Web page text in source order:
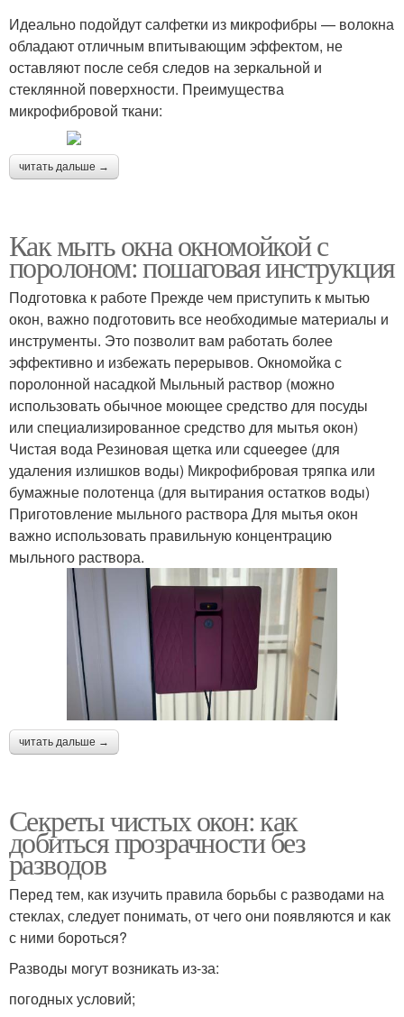
Идеально подойдут салфетки из микрофибры — волокна
обладают отличным впитывающим эффектом, не
оставляют после себя следов на зеркальной и
стеклянной поверхности. Преимущества
микрофибровой ткани:
читать дальше →
Как мыть окна окномойкой с
поролоном: пошаговая инструкция
Подготовка к работе Прежде чем приступить к мытью
окон, важно подготовить все необходимые материалы и
инструменты. Это позволит вам работать более
эффективно и избежать перерывов. Окномойка с
поролонной насадкой Мыльный раствор (можно
использовать обычное моющее средство для посуды
или специализированное средство для мытья окон)
Чистая вода Резиновая щетка или сqueegee (для
удаления излишков воды) Микрофибровая тряпка или
бумажные полотенца (для вытирания остатков воды)
Приготовление мыльного раствора Для мытья окон
важно использовать правильную концентрацию
мыльного раствора.
читать дальше →
Секреты чистых окон: как
добиться прозрачности без
разводов
Перед тем, как изучить правила борьбы с разводами на
стеклах, следует понимать, от чего они появляются и как
с ними бороться?
Разводы могут возникать из-за:
погодных условий;